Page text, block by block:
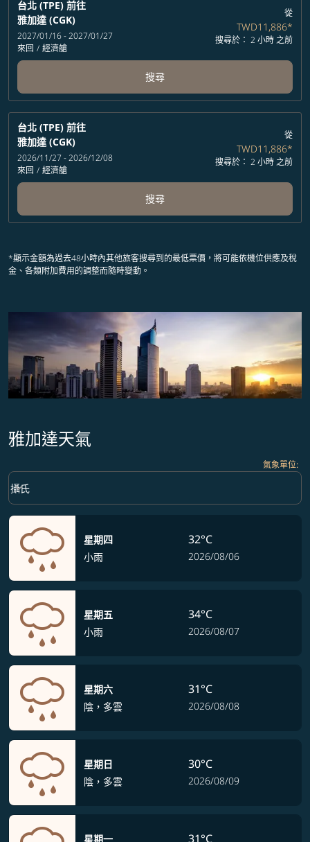
台北 (TPE) 前往
雅加達 (CGK)
2027/01/16 - 2027/01/27
來回 / 經濟艙
從
TWD11,886*
搜尋於： 2 小時 之前
搜尋
台北 (TPE) 前往
雅加達 (CGK)
2026/11/27 - 2026/12/08
來回 / 經濟艙
從
TWD11,886*
搜尋於： 2 小時 之前
搜尋
*顯示金額為過去48小時內其他旅客搜尋到的最低票價，將可能依機位供應及稅
金、各類附加費用的調整而隨時變動。
雅加達天氣
氣象單位:
Weather unit option 攝氏 Selected
攝氏
keyboard_arrow_down
星期四
小雨
32°C
2026/08/06
星期五
小雨
34°C
2026/08/07
星期六
陰，多雲
31°C
2026/08/08
星期日
陰，多雲
30°C
2026/08/09
星期一 31°C